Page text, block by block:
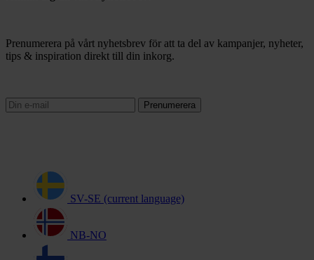
Prenumerera på vårt nyhetsbrev för att ta del av kampanjer, nyheter,
tips & inspiration direkt till din inkorg.
Prenumerera
SV-SE (current language)
NB-NO